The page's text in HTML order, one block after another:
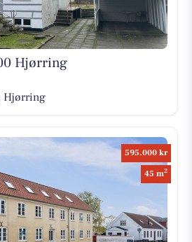
Hjørring
Hjørring
595.000 kr
45 m2